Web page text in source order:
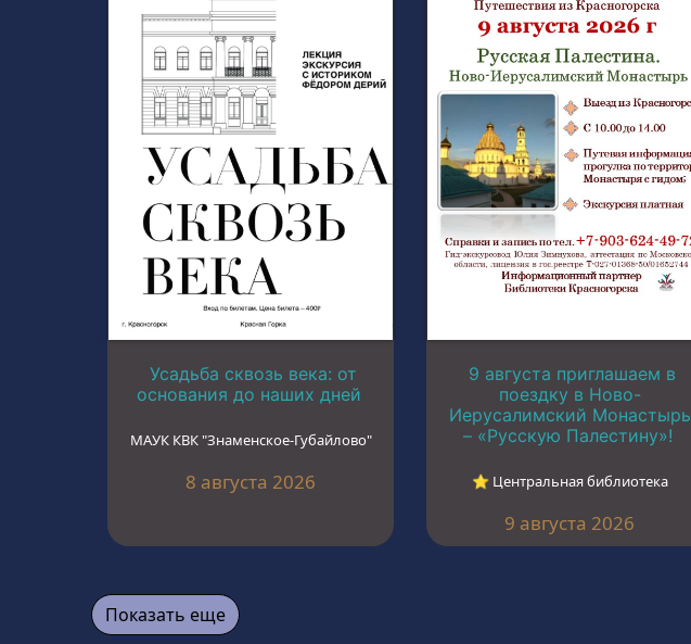
Усадьба сквозь века: от
основания до наших дней
МАУК КВК "Знаменское-Губайлово"
8 августа 2026
9 августа приглашаем в
поездку в Ново-
Иерусалимский Монастырь
– «Русскую Палестину»!
⭐︎ Центральная библиотека
9 августа 2026
Показать еще